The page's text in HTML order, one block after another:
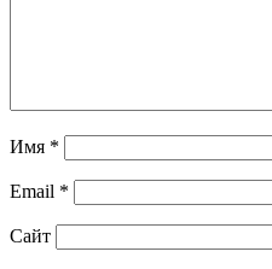
Имя *
Email *
Сайт